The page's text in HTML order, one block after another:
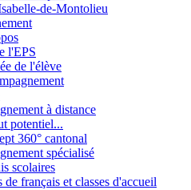
de-Montolieu
l'EPS
de l'élève
à distance
potentiel...
360° cantonal
spécialisé
scolaires
de français et classes d'accueil